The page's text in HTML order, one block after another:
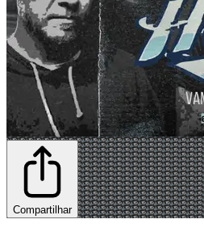
Compartilhar